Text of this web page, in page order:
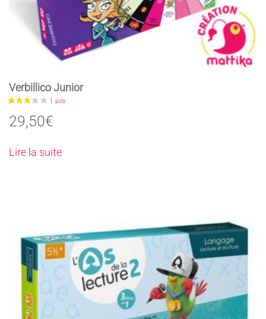
Verbillico Junior
29,50€
Lire la suite